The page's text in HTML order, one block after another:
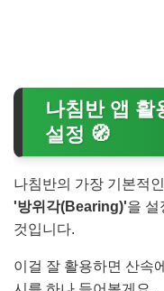
나침반 앱 활
설정 🧭
나침반의 가장 기본적
'방위각(Bearing)'을 설
것입니다.
이걸 잘 활용하면 산속